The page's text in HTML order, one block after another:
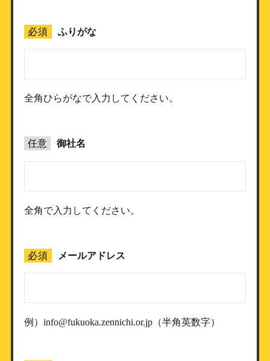
必須 ふりがな
全角ひらがなで入力してください。
任意 御社名
全角で入力してください。
必須 メールアドレス
例）info@fukuoka.zennichi.or.jp（半角英数字）